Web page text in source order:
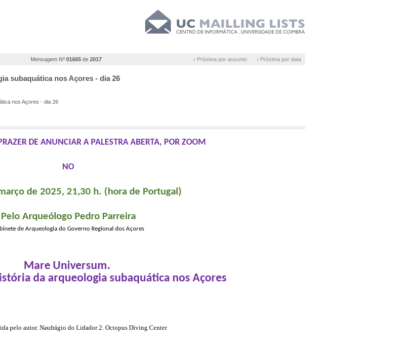
Mensagem Nº 01665 de 2017 › Próxima por assunto › Próxima por data
subaquática nos Açores - dia 26
nos Açores - dia 26
DE ANUNCIAR A PALESTRA ABERTA, POR ZOOM
NO
de 2025, 21,30 h. (hora de Portugal)
Pelo Arqueólogo Pedro Parreira
de Arqueologia do Governo Regional dos Açores
Mare Universum.
da arqueologia subaquática nos Açores
pelo autor. Naufrágio do Lidador 2. Octopus Diving Center